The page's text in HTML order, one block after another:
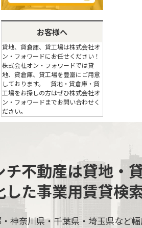
お客様へ
貸地、貸倉庫、貸工場は株式会社オ
ン・フォワードにお任せください！
株式会社オン・フォワードでは貸
地、貸倉庫、貸工場を豊富にご用意
しております。 貸地・貸倉庫・貸
工場をお探しの方はぜひ株式会社オ
ン・フォワードまでお問い合わせく
ださい。
チ不動産は貸地・
した事業用賃貸検
神奈川県・千葉県・埼玉県など